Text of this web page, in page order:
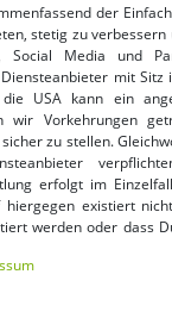
der
stetig zu verbessern
Social Media und
mit Sitz
USA kann ein
wir Vorkehrungen
zu stellen.
erfolgt im
hiergegen existiert
werden oder dass
Du hast